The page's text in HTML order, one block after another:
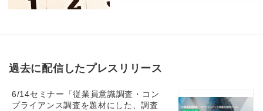
過去に配信したプレスリリース
6/14セミナー「従業員意識調査・コン
プライアンス調査を題材にした、調査